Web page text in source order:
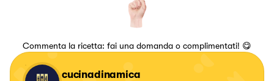
Commenta la ricetta: fai una domanda o complimentati! 😋
cucinadinamica